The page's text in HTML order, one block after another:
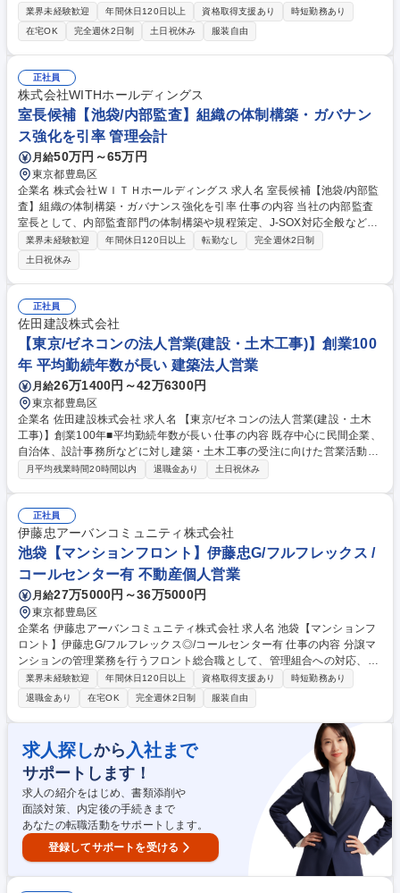
サーバー（仮想ホスト、仮想ゲスト）■エンタープライズストレージ ■ネ
ットワーク機器（FW、UTM、Switch、無線APなど） ■複合機・電話・プ
ロジェクターなどオフィスＩＴ機器の管理 ■各種アプライアンス管理 ■管
理に必要とされるスクリプト作成・調整 ■拠点整備 ■電源・空調等の要件
定義 ■情報漏洩対策 ■内部監査/ISMS/内部統制など各種認証/認定取得/維持
管理の協力 ■インシデント発生時対応 ■トレンド調査/製品/サービス選定/
導入検討 ■１次受けで対応できないヘルプデスク対応 ■開発部門・事業部
との業務環境・案件環境の調整と相談 募集職種 第二新卒歓迎【社内SE】
音声認識AIシステム業界トップクラスのベンダー
業界未経験歓迎 年間休日120日以上 資格取得支援あり
時短勤務あり
在宅OK
完全週休2日制 土日祝休み 服装自由
正社員
株式会社WITHホールディングス
室長候補【池袋/内部監査】組織の体制構築・ガバナン
ス強化を引率 管理会計
月給50万円～65万円
東京都豊島区
企業名 株式会社ＷＩＴＨホールディングス 求人名 室長候補【池袋/内部監
査】組織の体制構築・ガバナンス強化を引率 仕事の内容 当社の内部監査
室長として、内部監査部門の体制構築や規程策定、J-SOX対応全般など、
組織のガバナンス強化に向けた業務管理・遂行をお任せいたします。 ■内
部監査部門の体制構築および内部監査規程の策定 ■内部監査計画の策定・
実行 ■内部統制監査報告書の作成、および各部門への改善提案書の作成・
フィードバック ■J-SOX対応全般（業務フロー図、リスクコントロールマ
トリクスなどの3点セット作成等） ■監査法人との折衝・対応業務全般 ■そ
の他、監査業務に付随する業務管理・遂行 募集職種 室長候補【池袋/内部
監査】組織の体制構築・ガバナンス強化を引率
業界未経験歓迎 年間休日120日以上 転勤なし
完全週休2日制
土日祝休み
正社員
佐田建設株式会社
【東京/ゼネコンの法人営業(建設・土木工事)】創業100
年 平均勤続年数が長い 建築法人営業
月給26万1400円～42万6300円
東京都豊島区
企業名 佐田建設株式会社 求人名 【東京/ゼネコンの法人営業(建設・土木
工事)】創業100年■平均勤続年数が長い 仕事の内容 既存中心に民間企業、
自治体、設計事務所などに対し建築・土木工事の受注に向けた営業活動を
お任せ。工事部と連携しながら、地域のランドマークや生活基盤となるプ
連携した企画提案、見積作成 ■受注に向けた入札対応、工事契約手続き、
進捗確認 ■四半期ごとの案件進捗管理および受注計画策定 ■若手社員の教
育、指導による組織力強化 ※1人当たり5～15件の案件、20～40社の顧客
を担当。1か月～1年以上の長期スパンで地域に貢献するやりがいのある仕
事です。 募集職種 【東京/ゼネコンの法人営業(建設・土木工事)】創業100
年■平均勤続年数が長い
月平均残業時間20時間以内 退職金あり 土日祝休み
正社員
伊藤忠アーバンコミュニティ株式会社
池袋【マンションフロント】伊藤忠G/フルフレックス /
コールセンター有 不動産個人営業
月給27万5000円～36万5000円
東京都豊島区
企業名 伊藤忠アーバンコミュニティ株式会社 求人名 池袋【マンションフ
ロント】伊藤忠G/フルフレックス◎/コールセンター有 仕事の内容 分譲マ
ンションの管理業務を行うフロント総合職として、管理組合への対応、理
事会や総会などの窓口業務などを行っていただきます。当社の業務に慣れ
ましたらリーダー職になっていただくことを期待しております。 具体的に
は以下をお任せします。■管理組合の運営支援（課題解決やよりよい住環
境のための提案・理事会や総会の資料作成・会場準備・運営／サポート業
務） ■会計業務サポート（収支予算案や決算案の作成、収支報告、管理費
収納）■建設設備維持管理の企画・実施および補修・修繕のサポート等 ※
工事などの実作業は発生いたしません。■物件巡回 等 お客様と長期に関わ
り続け、価値提供を目の前で実感できる環境です。 募集職種 池袋【マン
ションフロント】伊藤忠G/フルフレックス◎/コールセンター有
業界未経験歓迎 年間休日120日以上 資格取得支援あり
時短勤務あり
退職金あり
在宅OK 完全週休2日制 服装自由
求人探しから 入社まで
サポートします！
求人の紹介をはじめ、書類添削や
面談対策、内定後の手続きまで
あなたの転職活動をサポートします。
登録してサポートを受ける